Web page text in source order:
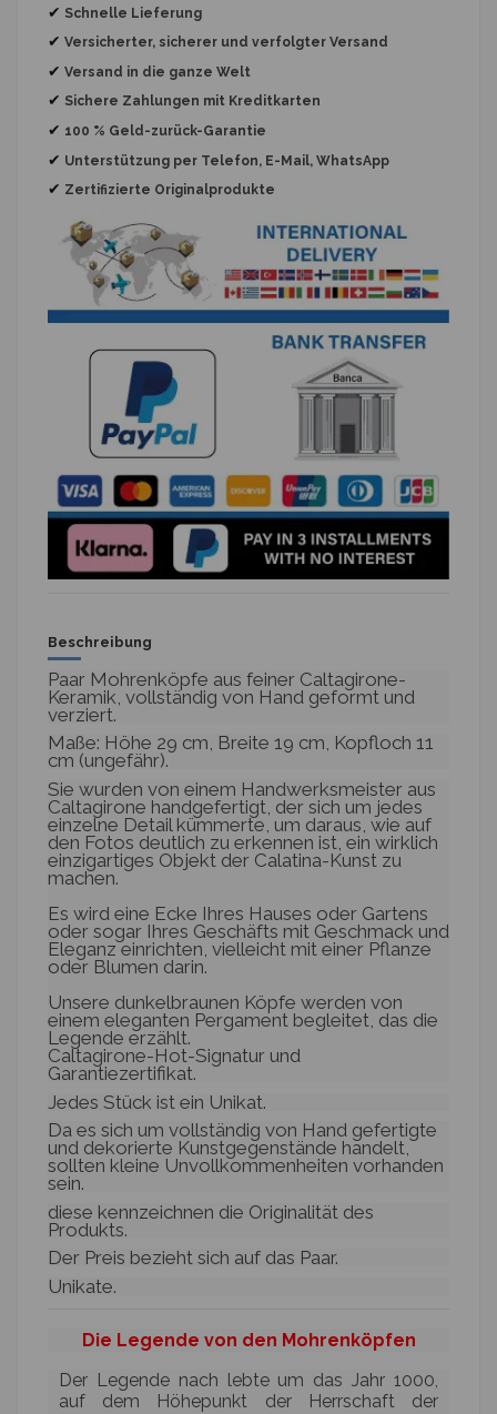
✔ Schnelle Lieferung
✔ Versicherter, sicherer und verfolgter Versand
✔ Versand in die ganze Welt
✔ Sichere Zahlungen mit Kreditkarten
✔ 100 % Geld-zurück-Garantie
✔ Unterstützung per Telefon, E-Mail, WhatsApp
✔ Zertifizierte Originalprodukte
Beschreibung
Paar Mohrenköpfe aus feiner Caltagirone-
Keramik, vollständig von Hand geformt und
verziert.
Maße: Höhe 29 cm, Breite 19 cm, Kopfloch 11
cm (ungefähr).
Sie wurden von einem Handwerksmeister aus
Caltagirone handgefertigt, der sich um jedes
einzelne Detail kümmerte, um daraus, wie auf
den Fotos deutlich zu erkennen ist, ein wirklich
einzigartiges Objekt der Calatina-Kunst zu
machen.
Es wird eine Ecke Ihres Hauses oder Gartens
oder sogar Ihres Geschäfts mit Geschmack und
Eleganz einrichten, vielleicht mit einer Pflanze
oder Blumen darin.
Unsere dunkelbraunen Köpfe werden von
einem eleganten Pergament begleitet, das die
Legende erzählt.
Caltagirone-Hot-Signatur und
Garantiezertifikat.
Jedes Stück ist ein Unikat.
Da es sich um vollständig von Hand gefertigte
und dekorierte Kunstgegenstände handelt,
sollten kleine Unvollkommenheiten vorhanden
sein.
diese kennzeichnen die Originalität des
Produkts.
Der Preis bezieht sich auf das Paar.
Unikate.
Die Legende von den Mohrenköpfen
Der Legende nach lebte um das Jahr 1000,
auf dem Höhepunkt der Herrschaft der